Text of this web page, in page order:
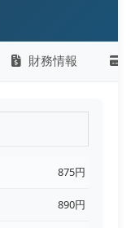
財務情報
875円
890円